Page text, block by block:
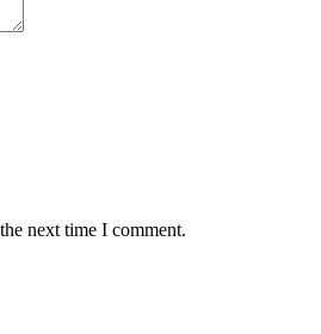
next time I comment.